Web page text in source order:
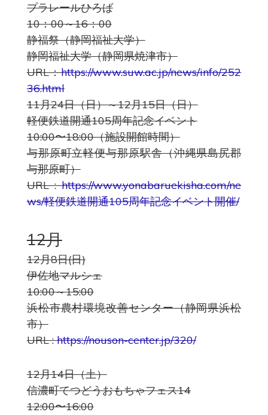
プラレールひろば
10：00～16：00
静福祭（静岡福祉大学）
静岡福祉大学（静岡県焼津市）
URL：https://www.suw.ac.jp/news/info/252
36.html
11月24日（日）～12月15日（日）
軽便鉄道開通105周年記念イベント
10:00〜18:00（施設開館時間）
与那原町立軽便与那原駅舎（沖縄県島尻郡
与那原町）
URL :https://www.yonabaruekisha.com/ne
ws/軽便鉄道開通105周年記念イベント開催/
12月
12月8日(日)
伊佐地マルシェ
10:00～15:00
浜松市農村環境改善センター（静岡県浜松
市）
URL :https://nouson-center.jp/320/
12月14日（土）
信濃町てつどうおもちゃフェス14
12:00〜16:00